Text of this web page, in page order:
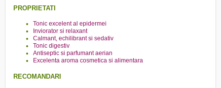
PROPRIETATI
Tonic excelent al epidermei
Inviorator si relaxant
Calmant, echilibrant si sedativ
Tonic digestiv
Antiseptic si parfumant aerian
Excelenta aroma cosmetica si alimentara
RECOMANDARI